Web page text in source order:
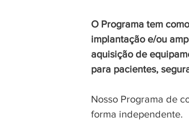
O Programa tem
implantação e/ou
aquisição de
para pacientes,
Nosso Programa de
forma independente.